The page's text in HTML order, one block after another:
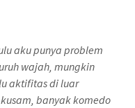
aku punya problem
wajah, mungkin
aktifitas di luar
banyak komedo